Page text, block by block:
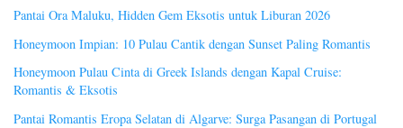
Pantai Ora Maluku, Hidden Gem Eksotis untuk Liburan 2026
Honeymoon Impian: 10 Pulau Cantik dengan Sunset Paling Romantis
Honeymoon Pulau Cinta di Greek Islands dengan Kapal Cruise:
Romantis & Eksotis
Pantai Romantis Eropa Selatan di Algarve: Surga Pasangan di Portugal